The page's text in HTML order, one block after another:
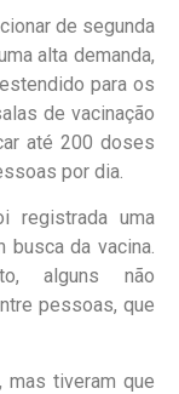
de segunda
alta demanda,
para os
de vacinação
até 200 doses
por dia.
registrada uma
busca da vacina.
alguns não
pessoas, que
mas tiveram que